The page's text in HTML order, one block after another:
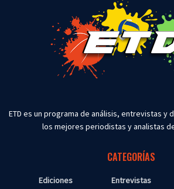
ETD es un programa de análisis, entrevistas y
los mejores periodistas y analistas
CATEGORÍAS
Ediciones Entrevistas